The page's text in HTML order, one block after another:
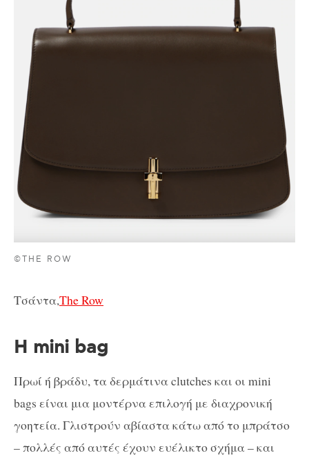
©THE ROW
Τσάντα,The Row
Η mini bag
Πρωί ή βράδυ, τα δερμάτινα clutches και οι mini
bags είναι μια μοντέρνα επιλογή με διαχρονική
γοητεία. Γλιστρούν αβίαστα κάτω από το μπράτσο
– πολλές από αυτές έχουν ευέλικτο σχήμα – και